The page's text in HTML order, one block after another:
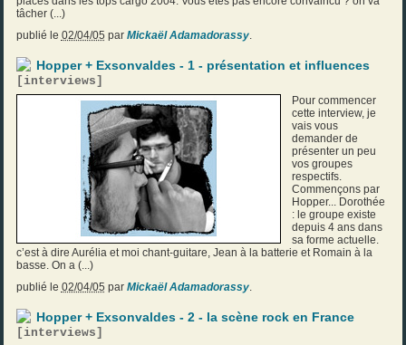
tâcher (...)
publié le 02/04/05 par Mickaël Adamadorassy.
Hopper + Exsonvaldes - 1 - présentation et influences
[interviews ]
Pour commencer
cette interview, je
vais vous
demander de
présenter un peu
vos groupes
respectifs.
Commençons par
Hopper... Dorothée
: le groupe existe
depuis 4 ans dans
sa forme actuelle.
c’est à dire Aurélia et moi chant-guitare, Jean à la batterie et Romain à la
basse. On a (...)
publié le 02/04/05 par Mickaël Adamadorassy.
Hopper + Exsonvaldes - 2 - la scène rock en France
[interviews ]